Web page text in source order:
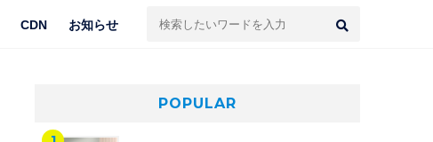
CDN お知らせ
POPULAR